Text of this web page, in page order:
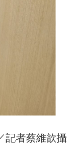
記者蔡維歆攝